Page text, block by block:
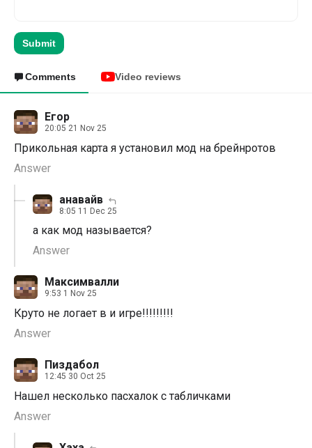
Submit
Comments Video reviews
Егор
20:05 21 Nov 25
Прикольная карта я установил мод на брейнротов
Answer
анавайв
8:05 11 Dec 25
а как мод называется?
Answer
Максимвалли
9:53 1 Nov 25
Круто не логает в и игре!!!!!!!!!
Answer
Пиздабол
12:45 30 Oct 25
Нашел несколько пасхалок с табличками
Answer